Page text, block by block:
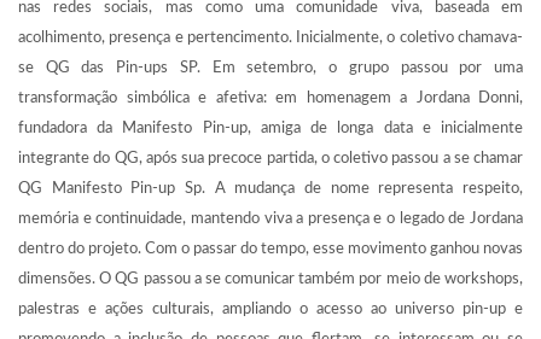
nas redes sociais, mas como uma comunidade viva, baseada em
acolhimento, presença e pertencimento. Inicialmente, o coletivo chamava-
se QG das Pin-ups SP. Em setembro, o grupo passou por uma
transformação simbólica e afetiva: em homenagem a Jordana Donni,
fundadora da Manifesto Pin-up, amiga de longa data e inicialmente
integrante do QG, após sua precoce partida, o coletivo passou a se chamar
QG Manifesto Pin-up Sp. A mudança de nome representa respeito,
memória e continuidade, mantendo viva a presença e o legado de Jordana
dentro do projeto. Com o passar do tempo, esse movimento ganhou novas
dimensões. O QG passou a se comunicar também por meio de workshops,
palestras e ações culturais, ampliando o acesso ao universo pin-up e